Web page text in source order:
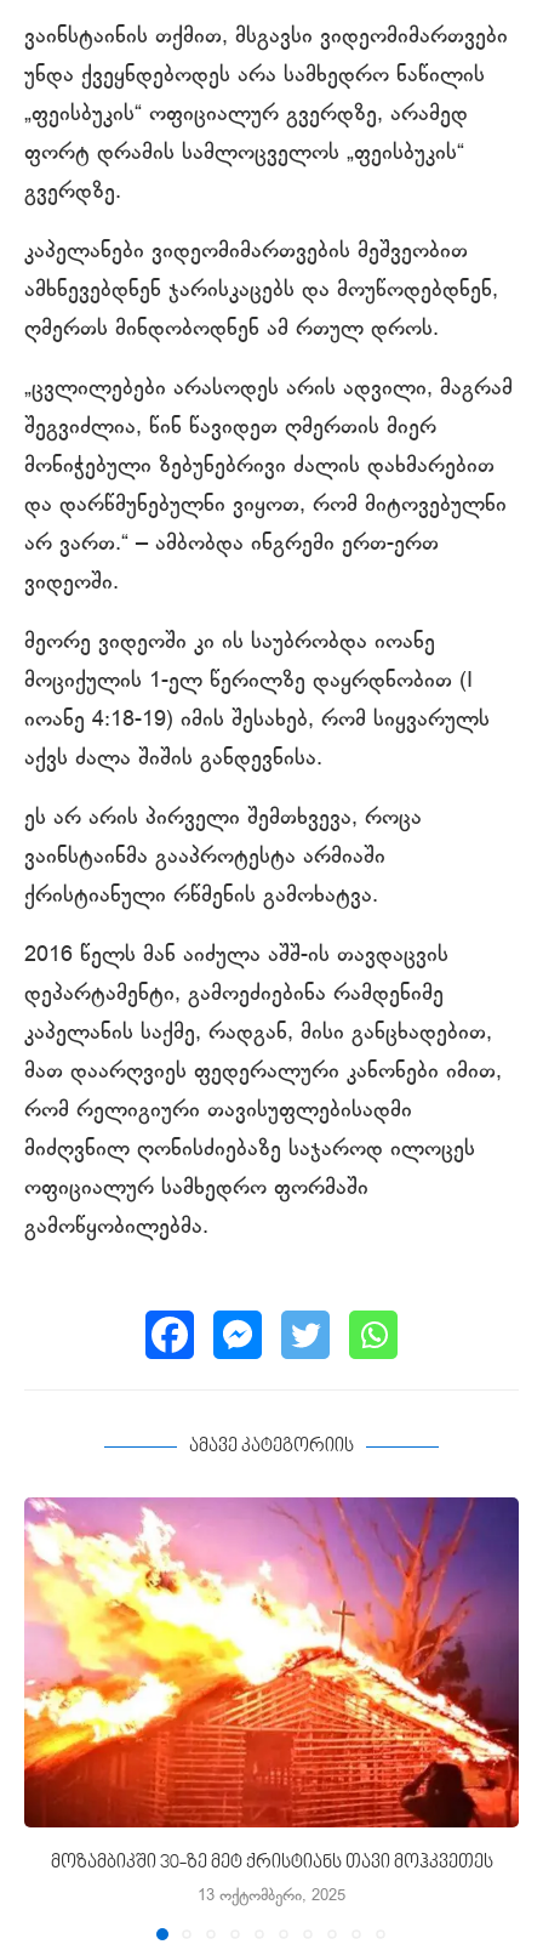
ვაინსტაინის თქმით, მსგავსი ვიდეომიმართვები
უნდა ქვეყნდებოდეს არა სამხედრო ნაწილის
„ფეისბუკის“ ოფიციალურ გვერდზე, არამედ
ფორტ დრამის სამლოცველოს „ფეისბუკის“
გვერდზე.
კაპელანები ვიდეომიმართვების მეშვეობით
ამხნევებდნენ ჯარისკაცებს და მოუწოდებდნენ,
ღმერთს მინდობოდნენ ამ რთულ დროს.
„ცვლილებები არასოდეს არის ადვილი, მაგრამ
შეგვიძლია, წინ წავიდეთ ღმერთის მიერ
მონიჭებული ზებუნებრივი ძალის დახმარებით
და დარწმუნებულნი ვიყოთ, რომ მიტოვებულნი
არ ვართ.“ ‒ ამბობდა ინგრემი ერთ-ერთ
ვიდეოში.
მეორე ვიდეოში კი ის საუბრობდა იოანე
მოციქულის 1-ელ წერილზე დაყრდნობით (I
იოანე 4:18-19) იმის შესახებ, რომ სიყვარულს
აქვს ძალა შიშის განდევნისა.
ეს არ არის პირველი შემთხვევა, როცა
ვაინსტაინმა გააპროტესტა არმიაში
ქრისტიანული რწმენის გამოხატვა.
2016 წელს მან აიძულა აშშ-ის თავდაცვის
დეპარტამენტი, გამოეძიებინა რამდენიმე
კაპელანის საქმე, რადგან, მისი განცხადებით,
მათ დაარღვიეს ფედერალური კანონები იმით,
რომ რელიგიური თავისუფლებისადმი
მიძღვნილ ღონისძიებაზე საჯაროდ ილოცეს
ოფიციალურ სამხედრო ფორმაში
გამოწყობილებმა.
ამავე კატეგორიის
მოზამბიკში 30-ზე მეტ ქრისტიანს თავი მოჰკვეთეს
13 ოქტომბერი, 2025